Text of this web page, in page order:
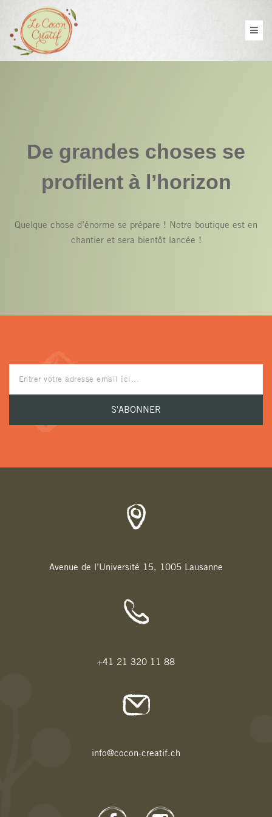
De grandes choses se
profilent à l’horizon
Quelque chose d’énorme se prépare ! Notre boutique est en
chantier et sera bientôt lancée !
Avenue de l’Université 15, 1005 Lausanne
+41 21 320 11 88
info@cocon-creatif.ch